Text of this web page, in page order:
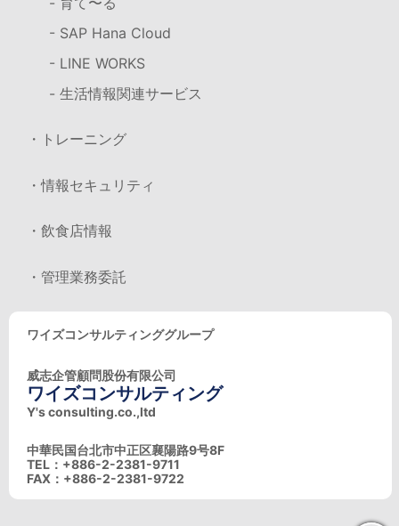
- SAP Hana Cloud
- LINE WORKS
- 生活情報関連サービス
・トレーニング
・情報セキュリティ
・飲食店情報
・管理業務委託
ワイズコンサルティンググループ
威志企管顧問股份有限公司
ワイズコンサルティング
Y's consulting.co.,ltd
中華民国台北市中正区襄陽路9号8F
TEL：+886-2-2381-9711
FAX：+886-2-2381-9722